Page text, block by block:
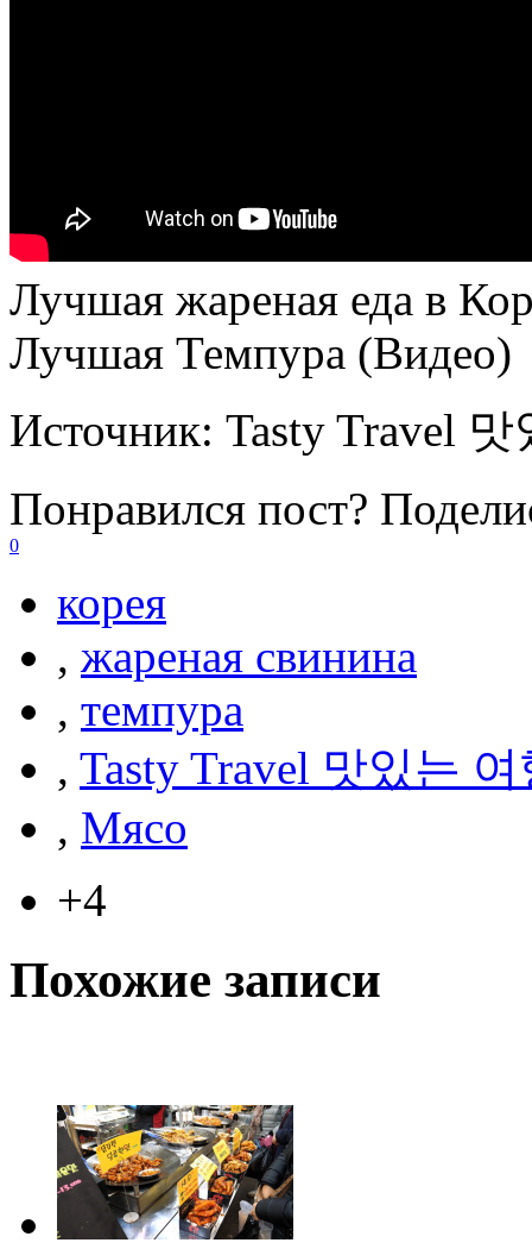
Лучшая жареная еда в
Лучшая Темпура (Видео)
Источник: Tasty Travel
Понравился пост?
0
корея
, жареная свинина
, темпура
, Tasty Travel 맛있는 여
, Мясо
+4
Похожие записи